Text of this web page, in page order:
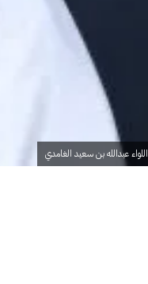
اللواء عبدالله بن سعيد الغامدي